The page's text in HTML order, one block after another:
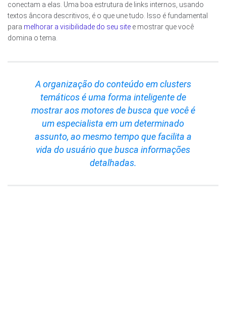
conectam a elas. Uma boa estrutura de links internos, usando
textos âncora descritivos, é o que une tudo. Isso é fundamental
para melhorar a visibilidade do seu site e mostrar que você
domina o tema.
A organização do conteúdo em clusters
temáticos é uma forma inteligente de
mostrar aos motores de busca que você é
um especialista em um determinado
assunto, ao mesmo tempo que facilita a
vida do usuário que busca informações
detalhadas.